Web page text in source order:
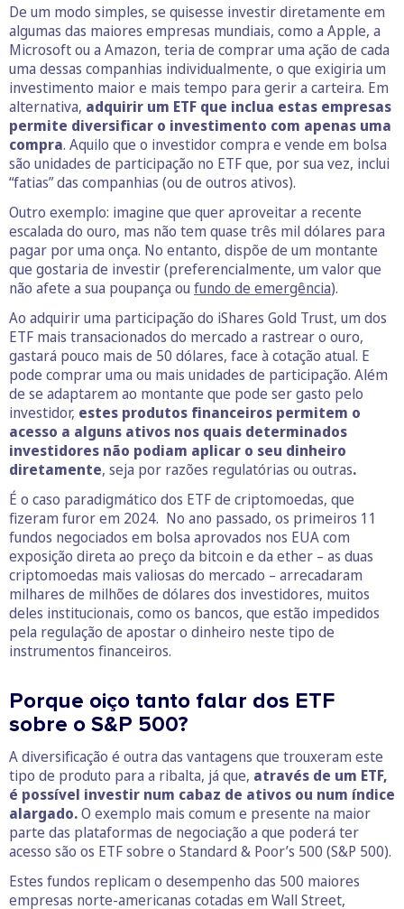
De um modo simples, se quisesse investir diretamente em
algumas das maiores empresas mundiais, como a Apple, a
Microsoft ou a Amazon, teria de comprar uma ação de cada
uma dessas companhias individualmente, o que exigiria um
investimento maior e mais tempo para gerir a carteira. Em
alternativa, adquirir um ETF que inclua estas empresas
permite diversificar o investimento com apenas uma
compra. Aquilo que o investidor compra e vende em bolsa
são unidades de participação no ETF que, por sua vez, inclui
“fatias” das companhias (ou de outros ativos).
Outro exemplo: imagine que quer aproveitar a recente
escalada do ouro, mas não tem quase três mil dólares para
pagar por uma onça. No entanto, dispõe de um montante
que gostaria de investir (preferencialmente, um valor que
não afete a sua poupança ou fundo de emergência).
Ao adquirir uma participação do iShares Gold Trust, um dos
ETF mais transacionados do mercado a rastrear o ouro,
gastará pouco mais de 50 dólares, face à cotação atual. E
pode comprar uma ou mais unidades de participação. Além
de se adaptarem ao montante que pode ser gasto pelo
investidor, estes produtos financeiros permitem o
acesso a alguns ativos nos quais determinados
investidores não podiam aplicar o seu dinheiro
diretamente, seja por razões regulatórias ou outras.
É o caso paradigmático dos ETF de criptomoedas, que
fizeram furor em 2024. No ano passado, os primeiros 11
fundos negociados em bolsa aprovados nos EUA com
exposição direta ao preço da bitcoin e da ether – as duas
criptomoedas mais valiosas do mercado – arrecadaram
milhares de milhões de dólares dos investidores, muitos
deles institucionais, como os bancos, que estão impedidos
pela regulação de apostar o dinheiro neste tipo de
instrumentos financeiros.
Porque oiço tanto falar dos ETF
sobre o S&P 500?
A diversificação é outra das vantagens que trouxeram este
tipo de produto para a ribalta, já que, através de um ETF,
é possível investir num cabaz de ativos ou num índice
alargado.O exemplo mais comum e presente na maior
parte das plataformas de negociação a que poderá ter
acesso são os ETF sobre o Standard & Poor’s 500 (S&P 500).
Estes fundos replicam o desempenho das 500 maiores
empresas norte-americanas cotadas em Wall Street,